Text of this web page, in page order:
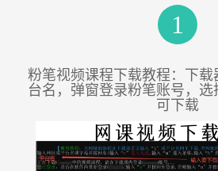
1
粉笔视频课程下载教程：下载
台名，弹窗登录粉笔账号，
可下载